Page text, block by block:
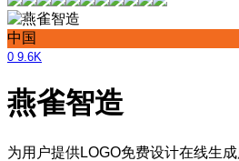
中国
0 9.6K
燕雀智造
为用户提供LOGO免费设计在线生